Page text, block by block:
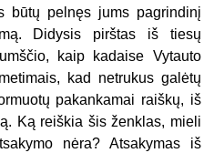
būtų pelnęs jums pagrindinį
Didysis pirštas iš tiesų
kaip kadaise Vytauto
kad netrukus galėtų
pakankamai raiškų, iš
Ką reiškia šis ženklas, mieli
nėra? Atsakymas iš